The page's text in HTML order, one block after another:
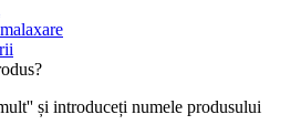
și introduceți numele produsului